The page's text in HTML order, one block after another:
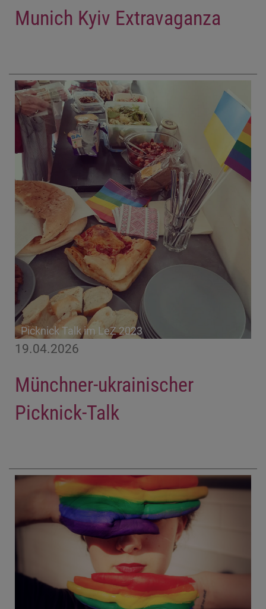
Munich Kyiv Extravaganza
19.04.2026
Münchner-ukrainischer
Picknick-Talk
Picknick Talk im LeZ 2023